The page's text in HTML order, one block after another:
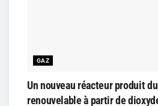
GAZ
Un nouveau réacteur produit
renouvelable à partir de